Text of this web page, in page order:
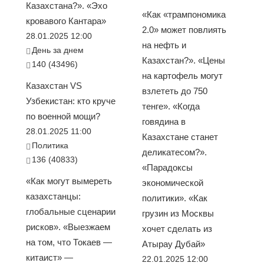
Казахстана?». «Эхо
кровавого Кантара»
28.01.2025 12:00
День за днем
140 (43496)
Казахстан VS
Узбекистан: кто круче
по военной мощи?
28.01.2025 11:00
Политика
136 (40833)
«Как могут вымереть
казахстанцы:
глобальные сценарии
рисков». «Выезжаем
на том, что Токаев —
китаист» —
«Как «трампономика
2.0» может повлиять
на нефть и
Казахстан?». «Цены
на картофель могут
взлететь до 750
тенге». «Когда
говядина в
Казахстане станет
деликатесом?».
«Парадоксы
экономической
политики». «Как
грузин из Москвы
хочет сделать из
Атырау Дубай»
22.01.2025 12:00